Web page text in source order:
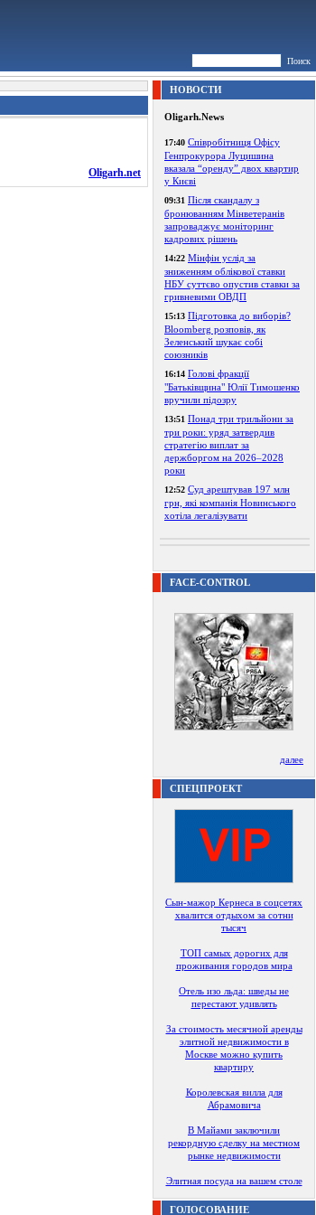
Поиск
Oligarh.net
НОВОСТИ
Oligarh.News
17:40 Співробітниця Офісу
Генпрокурора Луцишина
вказала “оренду” двох квартир
у Києві
09:31 Після скандалу з
бронюванням Мінветеранів
запроваджує моніторинг
кадрових рішень
14:22 Мінфін услід за
зниженням облікової ставки
НБУ суттєво опустив ставки за
гривневими ОВДП
15:13 Підготовка до виборів?
Bloomberg розповів, як
Зеленський шукає собі
союзників
16:14 Голові фракції
"Батьківщина" Юлії Тимошенко
вручили підозру
13:51 Понад три трильйони за
три роки: уряд затвердив
стратегію виплат за
держборгом на 2026–2028
роки
12:52 Суд арештував 197 млн
грн, які компанія Новинського
хотіла легалізувати
FACE-CONTROL
далее
СПЕЦПРОЕКТ
Сын-мажор Кернеса в соцсетях
хвалится отдыхом за сотни
тысяч
ТОП самых дорогих для
проживания городов мира
Отель изо льда: шведы не
перестают удивлять
За стоимость месячной аренды
элитной недвижимости в
Москве можно купить
квартиру
Королевская вилла для
Абрамовича
В Майами заключили
рекордную сделку на местном
рынке недвижимости
Элитная посуда на вашем столе
ГОЛОСОВАНИЕ